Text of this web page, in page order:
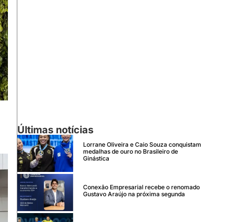
Últimas notícias
Lorrane Oliveira e Caio Souza conquistam
medalhas de ouro no Brasileiro de
Ginástica
Conexão Empresarial recebe o renomado
Gustavo Araújo na próxima segunda